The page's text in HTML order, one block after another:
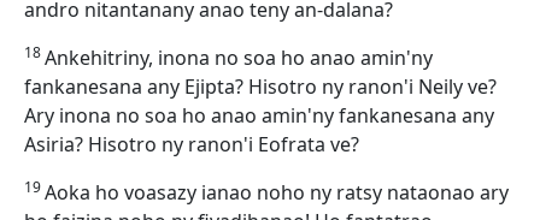
andro nitantanany anao teny an-dalana?
18Ankehitriny, inona no soa ho anao amin'ny
fankanesana any Ejipta? Hisotro ny ranon'i Neily ve?
Ary inona no soa ho anao amin'ny fankanesana any
Asiria? Hisotro ny ranon'i Eofrata ve?
19Aoka ho voasazy ianao noho ny ratsy nataonao ary